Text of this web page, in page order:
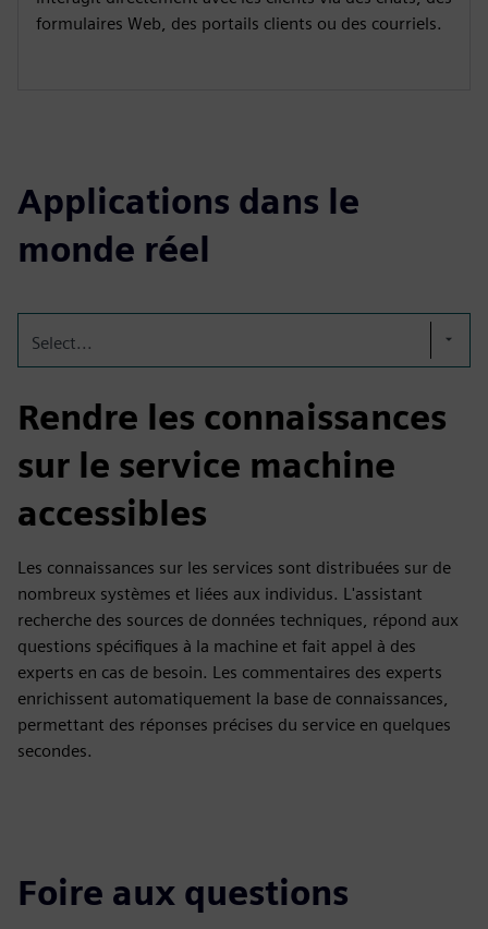
formulaires Web, des portails clients ou des courriels.
Applications dans le
monde réel
Select...
Rendre les connaissances
sur le service machine
accessibles
Les connaissances sur les services sont distribuées sur de
nombreux systèmes et liées aux individus. L'assistant
recherche des sources de données techniques, répond aux
questions spécifiques à la machine et fait appel à des
experts en cas de besoin. Les commentaires des experts
enrichissent automatiquement la base de connaissances,
permettant des réponses précises du service en quelques
secondes.
Foire aux questions